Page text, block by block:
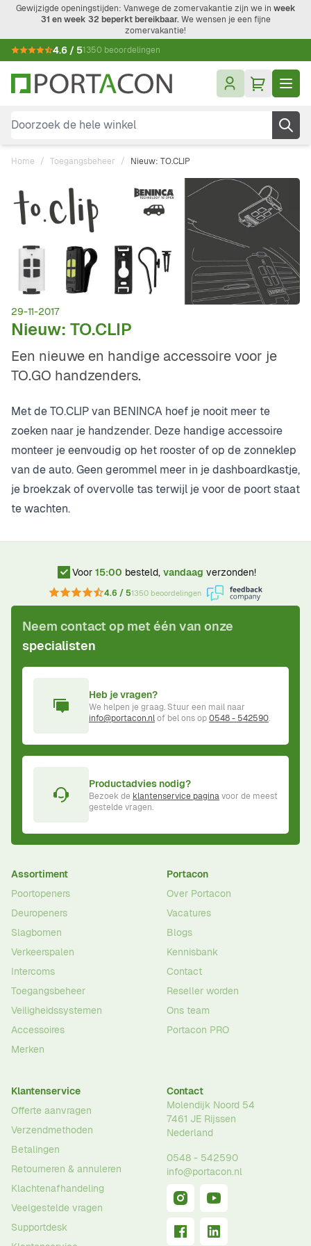
Ga naar de inhoud
Gewijzigde openingstijden: Vanwege de zomervakantie zijn we in week
31 en week 32 beperkt bereikbaar.We wensen je een fijne
zomervakantie!
4.6 / 51350 beoordelingen
Doorzoek de hele winkel
Home / Toegangsbeheer / Nieuw: TO.CLIP
29-11-2017
Nieuw: TO.CLIP
Een nieuwe en handige accessoire voor je
TO.GO handzenders.
Met deTO.CLIPvan BENINCA hoef je nooit meer te
zoeken naar je handzender. Deze handige accessoire
monteer je eenvoudig op het rooster of op de zonneklep
van de auto. Geen gerommel meer in je dashboardkastje,
je broekzak of overvolle tas terwijl je voor de poort staat
te wachten.
Voor 15:00 besteld, vandaag verzonden!
4.6 / 51350 beoordelingen
Neem contact op met één van onze
specialisten
Heb je vragen?
We helpen je graag. Stuur een mail naar
info@portacon.nlof bel ons op0548 - 542590.
Productadvies nodig?
Bezoek de klantenservice paginavoor de meest
gestelde vragen.
Assortiment
Poortopeners
Deuropeners
Slagbomen
Verkeerspalen
Intercoms
Toegangsbeheer
Veiligheidssystemen
Accessoires
Merken
Portacon
Over Portacon
Vacatures
Blogs
Kennisbank
Contact
Reseller worden
Ons team
Portacon PRO
Klantenservice
Offerte aanvragen
Verzendmethoden
Betalingen
Retourneren & annuleren
Klachtenafhandeling
Veelgestelde vragen
Supportdesk
Contact
Molendijk Noord 54
7461 JE Rijssen
Nederland
0548 - 542590
info@portacon.nl